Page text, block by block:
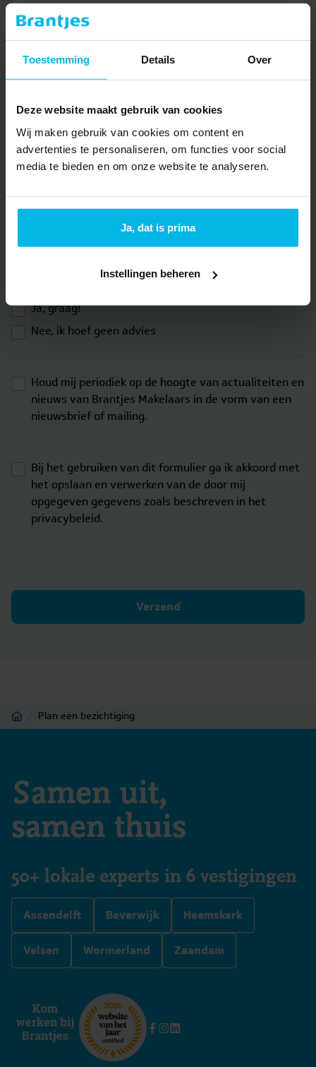
Toestemming Details Over
Deze website maakt gebruik van cookies
Wij maken gebruik van cookies om content en
advertenties te personaliseren, om functies voor social
media te bieden en om onze website te analyseren.
Ja, dat is prima
Instellingen beheren
Achternaam *
E-mail *
Brantjes Hypotheken mag mij benaderen voor
Ja, graag!
Nee, ik hoef geen advies
Houd mij periodiek op de hoogte van actualiteiten en
nieuws van Brantjes Makelaars in de vorm van een
nieuwsbrief of mailing.
Bij het gebruiken van dit formulier ga ik akkoord met
het opslaan en verwerken van de door mij
opgegeven gegevens zoals beschreven in het
privacybeleid.
Verzend
Home Plan een bezichtiging
Samen uit,
samen thuis
50+ lokale experts in 6 vestigingen
Assendelft Beverwijk Heemskerk
Velsen Wormerland Zaandam